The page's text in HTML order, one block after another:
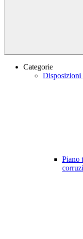
Categorie
Disposizioni
Piano